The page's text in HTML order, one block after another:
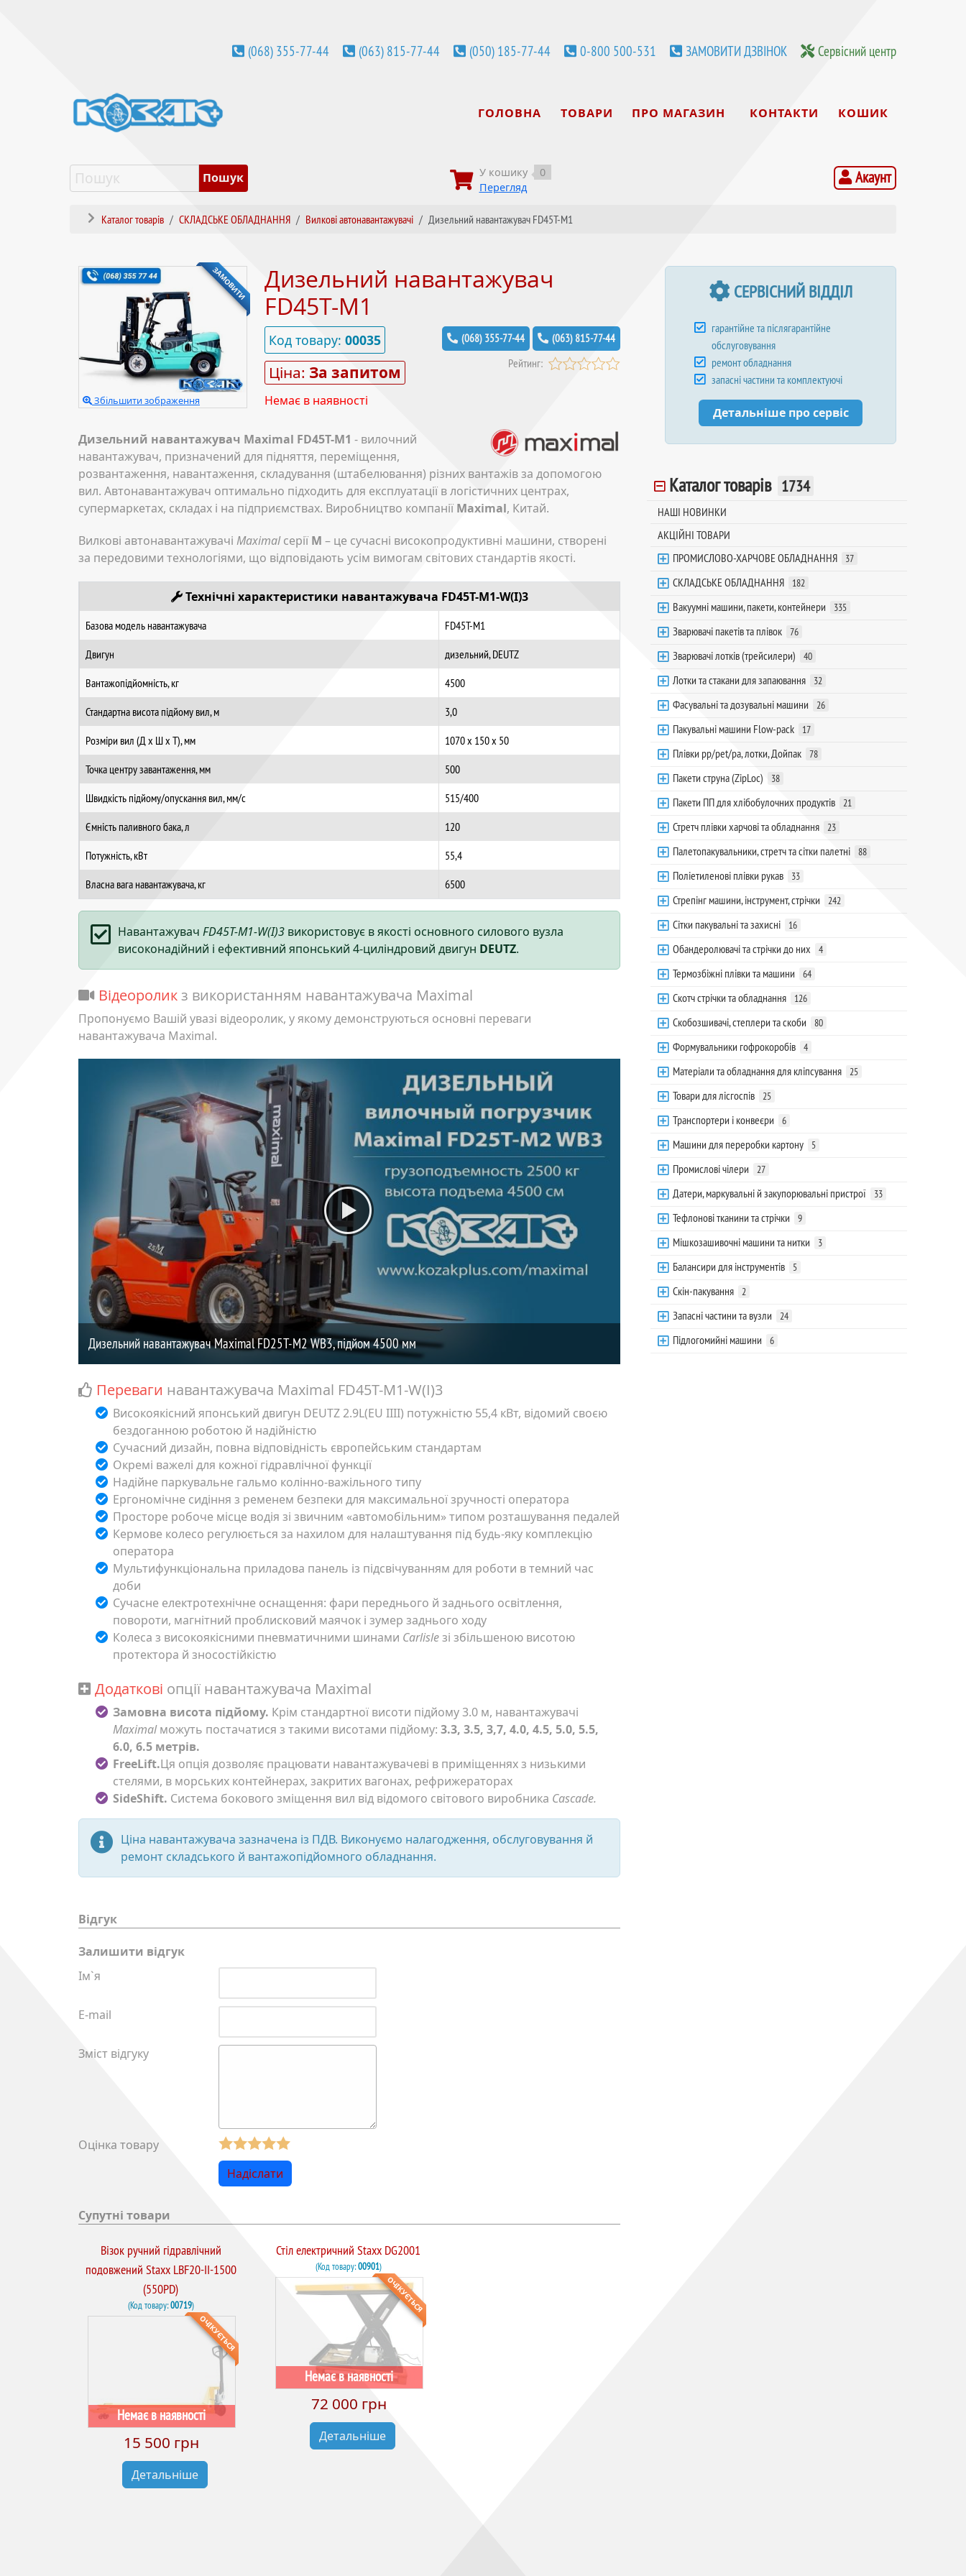
(068) 355-77-44 (063) 815-77-44 (050) 185-77-44 0-800 500-531 ЗАМОВИТИ ДЗВІНОК Сервісний центр
ГОЛОВНА ТОВАРИ ПРО МАГАЗИН КОНТАКТИ КОШИК
У кошику
0
Перегляд
Акаунт
Каталог товарів СКЛАДСЬКЕ ОБЛАДНАННЯ Вилкові автонавантажувачі Дизельний навантажувач FD45T-M1
ЗАМОВИТИ
Збільшити зображення
Дизельний навантажувач
FD45T-M1
(068) 355-77-44 (063) 815-77-44
Рейтинг:
Код товару:00035
Ціна: За запитом
Немає в наявності
Дизельний навантажувач Maximal FD45T-M1 - вилочний
навантажувач, призначений для підняття, переміщення,
розвантаження, навантаження, складування (штабелювання) різних вантажів за допомогою
вил. Автонавантажувач оптимально підходить для експлуатації в логістичних центрах,
супермаркетах, складах і на підприємствах. Виробництво компанії Maximal, Китай.
Вилкові автонавантажувачі Maximalсерії М – це сучасні високопродуктивні машини, створені
за передовими технологіями, що відповідають усім вимогам світових стандартів якості.
Технічні характеристики навантажувача FD45T-M1-W(I)3
Базова модель навантажувача
FD45T-M1
Двигун
дизельний, DEUTZ
Вантажопідйомність, кг
4500
Стандартна висота підйому вил, м
3,0
Розміри вил (Д х Ш х Т), мм
1070 x 150 x 50
Точка центру завантаження, мм
500
Швидкість підйому/опускання вил, мм/с
515/400
Ємність паливного бака, л
120
Потужність, кВт
55,4
Власна вага навантажувача, кг
6500
Навантажувач FD45T-M1-W(I)3використовує в якості основного силового вузла
високонадійний і ефективний японський 4-циліндровий двигун DEUTZ.
Відеоролик з використанням навантажувача Maximal
Пропонуємо Вашій увазі відеоролик, у якому демонструються основні переваги
навантажувача Maximal.
Переваги навантажувача Maximal FD45T-M1-W(I)3
Високоякісний японський двигун DEUTZ 2.9L(EU IIII) потужністю 55,4 кВт, відомий своєю
бездоганною роботою й надійністю
Сучасний дизайн, повна відповідність європейським стандартам
Окремі важелі для кожної гідравлічної функції
Надійне паркувальне гальмо колінно-важільного типу
Ергономічне сидіння з ременем безпеки для максимальної зручності оператора
Просторе робоче місце водія зі звичним «автомобільним» типом розташування педалей
Кермове колесо регулюється за нахилом для налаштування під будь-яку комплекцію
оператора
Мультифункціональна приладова панель із підсвічуванням для роботи в темний час
доби
Сучасне електротехнічне оснащення: фари переднього й заднього освітлення,
повороти, магнітний проблисковий маячок і зумер заднього ходу
Колеса з високоякісними пневматичними шинами Carlisleзі збільшеною висотою
протектора й зносостійкістю
Додаткові опції навантажувача Maximal
Замовна висота підйому. Крім стандартної висоти підйому 3.0 м, навантажувачі
Maximalможуть постачатися з такими висотами підйому: 3.3, 3.5, 3,7, 4.0, 4.5, 5.0, 5.5,
6.0, 6.5 метрів.
FreeLift.Ця опція дозволяє працювати навантажувачеві в приміщеннях з низькими
стелями, в морських контейнерах, закритих вагонах, рефрижераторах
SideShift. Система бокового зміщення вил від відомого світового виробника Cascade.
Ціна навантажувача зазначена із ПДВ. Виконуємо налагодження, обслуговування й
ремонт складського й вантажопідйомного обладнання.
Відгук
Залишити відгук
Ім`я
E-mail
Зміст відгуку
Оцінка товару
Супутні товари
Візок ручний гідравлічний
подовжений Staxx LBF20-II-1500
(550PD)
(Код товару:00719)
Немає в наявності
ОЧІКУЄТЬСЯ
15 500 грн
Детальніше
Стіл електричний Staxx DG2001
(Код товару:00901)
Немає в наявності
ОЧІКУЄТЬСЯ
72 000 грн
Детальніше
СЕРВІСНИЙ ВІДДІЛ
гарантійне та післягарантійне
обслуговування
ремонт обладнання
запасні частини та комплектуючі
Детальніше про сервіс
Каталог товарів 1734
НАШІ НОВИНКИ
АКЦІЙНІ ТОВАРИ
ПРОМИСЛОВО-ХАРЧОВЕ ОБЛАДНАННЯ
37
СКЛАДСЬКЕ ОБЛАДНАННЯ 182
Вакуумні машини, пакети, контейнери 335
Зварювачі пакетів та плівок 76
Зварювачі лотків (трейсилери) 40
Лотки та стакани для запаювання 32
Фасувальні та дозувальні машини 26
Пакувальні машини Flow-pack 17
Плівки pp/pet/pa, лотки, Дойпак 78
Пакети струна (ZipLoc) 38
Пакети ПП для хлібобулочних продуктів 21
Стретч плівки харчові та обладнання 23
Палетопакувальники, стретч та сітки палетні 88
Поліетиленові плівки рукав 33
Стрепінг машини, інструмент, стрічки 242
Сітки пакувальні та захисні 16
Обандеролювачі та стрічки до них 4
Термозбіжні плівки та машини 64
Скотч стрічки та обладнання 126
Скобозшивачі, степлери та скоби 80
Формувальники гофрокоробів 4
Матеріали та обладнання для кліпсування 25
Товари для лісгоспів 25
Транспортери і конвеєри 6
Машини для переробки картону 5
Промислові чілери 27
Датери, маркувальні й закупорювальні пристрої 33
Тефлонові тканини та стрічки 9
Мішкозашивочні машини та нитки 3
Балансири для інструментів 5
Скін-пакування 2
Запасні частини та вузли 24
Підлогомийні машини 6